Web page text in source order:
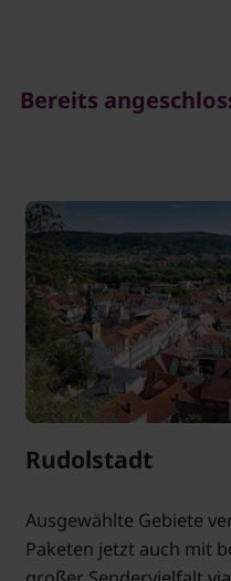
Bereits
Rudolstadt
Ausgewählte Gebiete
Paketen jetzt auch mit